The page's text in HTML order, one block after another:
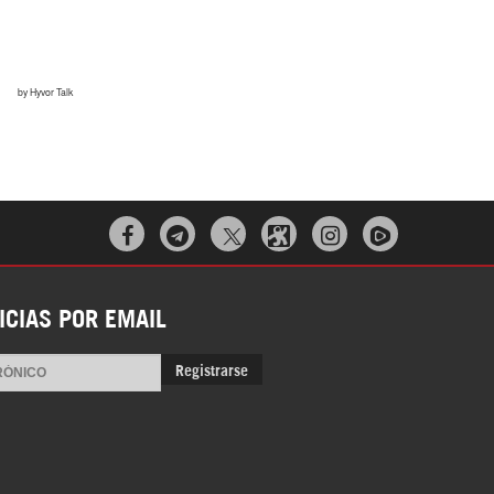
“Cobarde crimen de guerra”: Irán denuncia
ataque de EEUU a su hospital infantil |
  
POR EMAIL
Registrarse